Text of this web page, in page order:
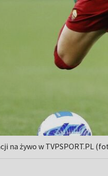
na żywo w TVPSPORT.PL